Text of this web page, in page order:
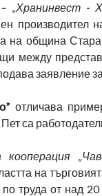
„Хранинвест
на община
между
заявление
отличава
са
на
труда от над